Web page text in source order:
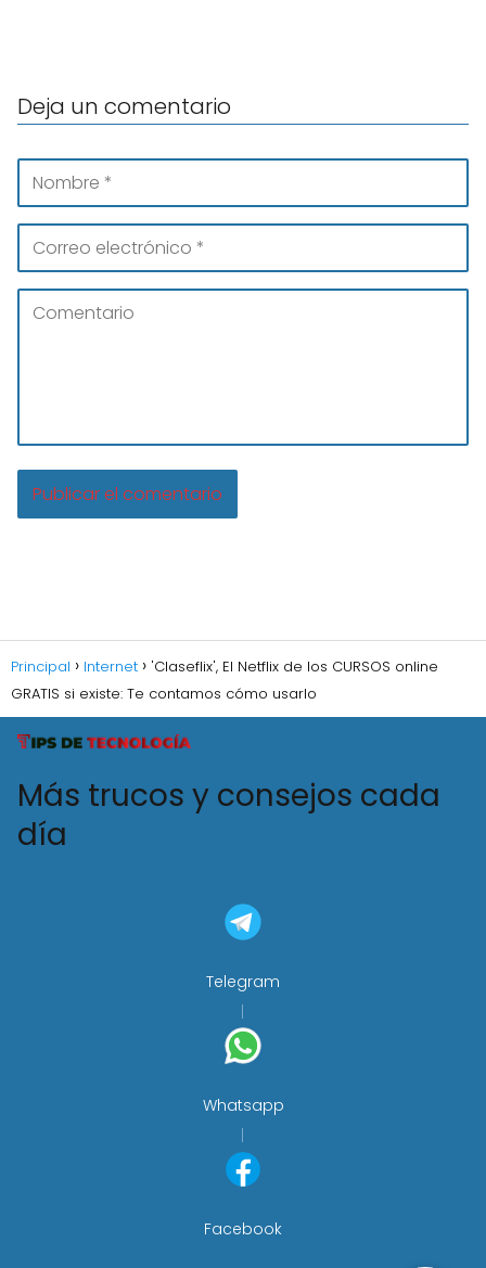
Deja un comentario
Principal Internet
'Claseflix', El Netflix de los CURSOS online
GRATIS si existe: Te contamos cómo usarlo
Más trucos y consejos cada
día
Telegram
Whatsapp
Facebook